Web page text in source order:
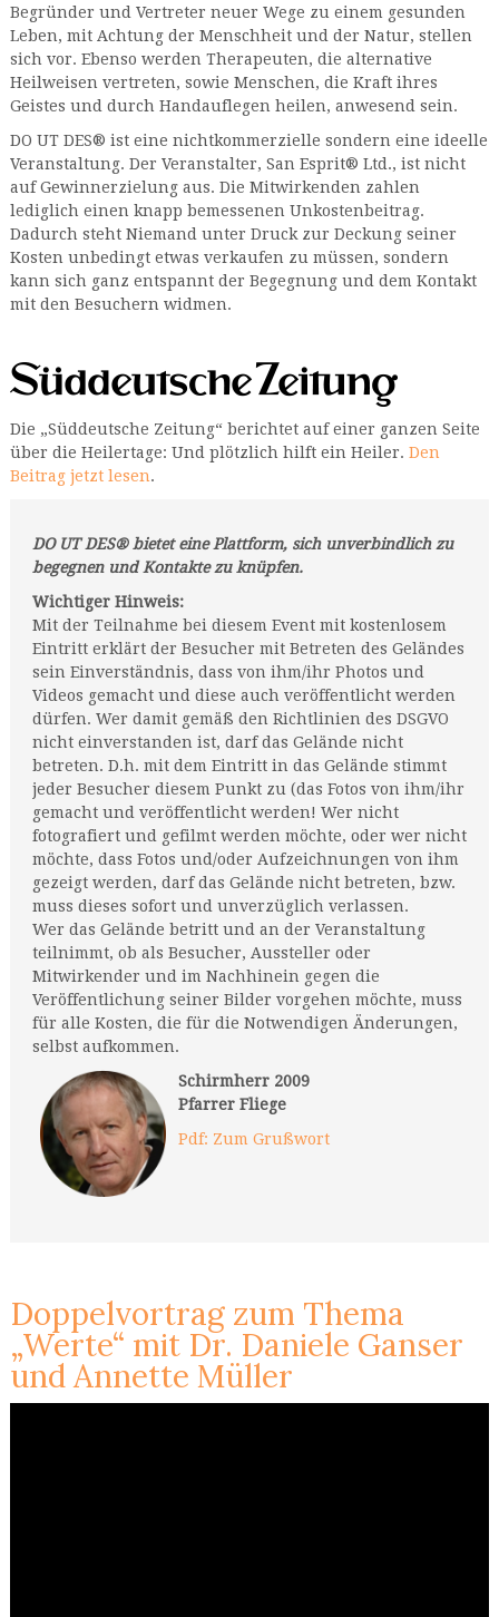
Begründer und Vertreter neuer Wege zu einem gesunden
Leben, mit Achtung der Menschheit und der Natur, stellen
sich vor. Ebenso werden Therapeuten, die alternative
Heilweisen vertreten, sowie Menschen, die Kraft ihres
Geistes und durch Handauflegen heilen, anwesend sein.
DO UT DES® ist eine nichtkommerzielle sondern eine ideelle
Veranstaltung. Der Veranstalter, San Esprit® Ltd., ist nicht
auf Gewinnerzielung aus. Die Mitwirkenden zahlen
lediglich einen knapp bemessenen Unkostenbeitrag.
Dadurch steht Niemand unter Druck zur Deckung seiner
Kosten unbedingt etwas verkaufen zu müssen, sondern
kann sich ganz entspannt der Begegnung und dem Kontakt
mit den Besuchern widmen.
Die „Süddeutsche Zeitung“ berichtet auf einer ganzen Seite
über die Heilertage: Und plötzlich hilft ein Heiler. Den
Beitrag jetzt lesen.
DO UT DES® bietet eine Plattform, sich unverbindlich zu
begegnen und Kontakte zu knüpfen.
Wichtiger Hinweis:
Mit der Teilnahme bei diesem Event mit kostenlosem
Eintritt erklärt der Besucher mit Betreten des Geländes
sein Einverständnis, dass von ihm/ihr Photos und
Videos gemacht und diese auch veröffentlicht werden
dürfen. Wer damit gemäß den Richtlinien des DSGVO
nicht einverstanden ist, darf das Gelände nicht
betreten. D.h. mit dem Eintritt in das Gelände stimmt
jeder Besucher diesem Punkt zu (das Fotos von ihm/ihr
gemacht und veröffentlicht werden! Wer nicht
fotografiert und gefilmt werden möchte, oder wer nicht
möchte, dass Fotos und/oder Aufzeichnungen von ihm
gezeigt werden, darf das Gelände nicht betreten, bzw.
muss dieses sofort und unverzüglich verlassen.
Wer das Gelände betritt und an der Veranstaltung
teilnimmt, ob als Besucher, Aussteller oder
Mitwirkender und im Nachhinein gegen die
Veröffentlichung seiner Bilder vorgehen möchte, muss
für alle Kosten, die für die Notwendigen Änderungen,
selbst aufkommen.
Schirmherr 2009
Pfarrer Fliege
Pdf: Zum Grußwort
Doppelvortrag zum Thema
„Werte“ mit Dr. Daniele Ganser
und Annette Müller